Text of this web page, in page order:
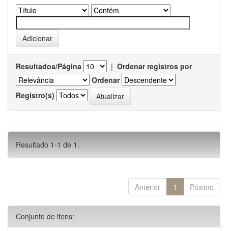
Resultados/Página | Ordenar registros por
Ordenar
Registro(s)
Resultado 1-1 de 1.
Anterior 1 Póximo
Conjunto de itens: